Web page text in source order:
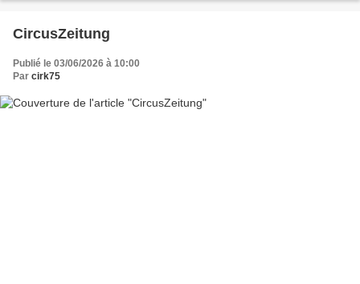
CircusZeitung
Publié le 03/06/2026 à 10:00
Par cirk75